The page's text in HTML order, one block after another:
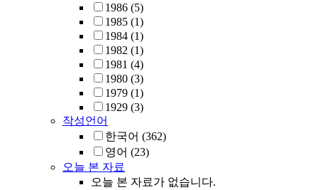
1986 (5)
1985 (1)
1984 (1)
1982 (1)
1981 (4)
1980 (3)
1979 (1)
1929 (3)
작성언어
한국어 (362)
영어 (23)
오늘 본 자료
오늘 본 자료가 없습니다.